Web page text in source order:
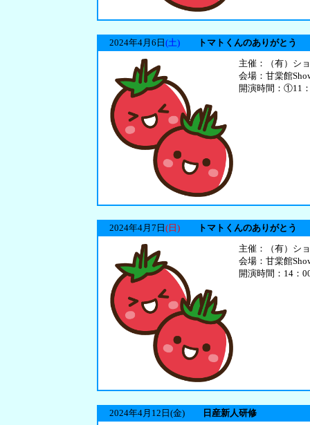
2024年4月6日 (土)
トマトくんのありがとう
主催：（有）シ
会場：甘棠館
開演時間：①11
2024年4月7日 (日)
トマトくんのありがとう
主催：（有）シ
会場：甘棠館
開演時間：14：
2024年4月12日 (金)
日産新人研修